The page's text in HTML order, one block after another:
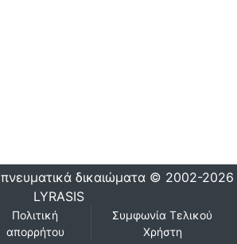
πνευματικά δικαιώματα © 2002-2026
LYRASIS
Πολιτική
απορρήτου
Συμφωνία Τελικού
Χρήστη